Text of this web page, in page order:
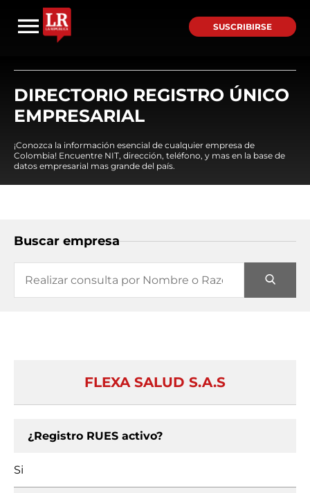
SUSCRIBIRSE
DIRECTORIO REGISTRO ÚNICO
EMPRESARIAL
¡Conozca la información esencial de cualquier empresa de
Colombia! Encuentre NIT, dirección, teléfono, y mas en la base de
datos empresarial mas grande del país.
Buscar empresa
FLEXA SALUD S.A.S
¿Registro RUES activo?
Si